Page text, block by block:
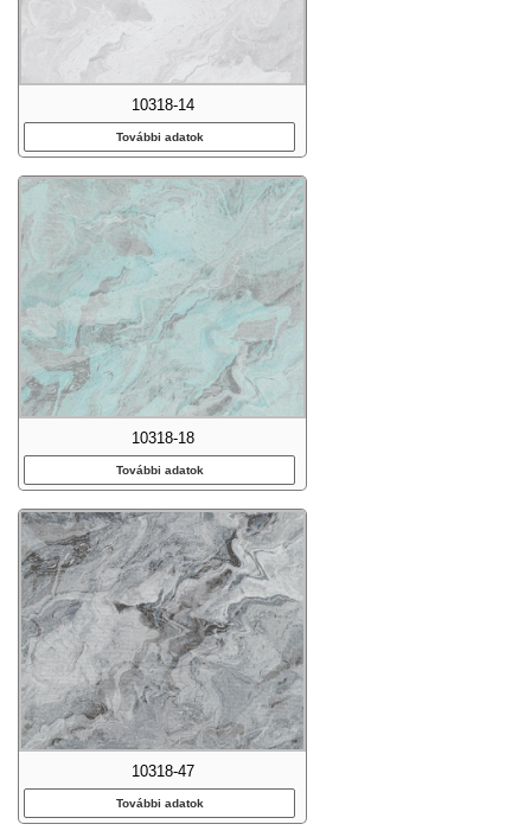
10318-14
További adatok
10318-18
További adatok
10318-47
További adatok